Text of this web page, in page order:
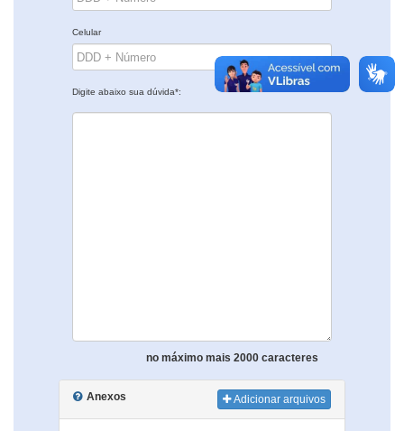
Celular
Digite abaixo sua dúvida*:
no máximo mais 2000 caracteres
Anexos Adicionar arquivos